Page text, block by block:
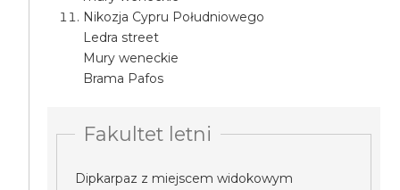
Nikozja Cypru Południowego
Ledra street
Mury weneckie
Brama Pafos
Fakultet letni
Dipkarpaz z miejscem widokowym